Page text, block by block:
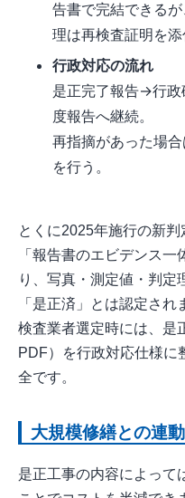
告書で完結できる
理は再検査証明を添
行政対応の流れ
是正完了報告→行
度報告へ継続。
再指摘があった場
を行う。
とくに2025年施行の新
「報告書のエビデンス
り、写真・測定値・判定
「是正済」とは認定され
検査業者選定時には、是
PDF）を行政対応仕様に
全です。
大規模修繕との連
是正工事の内容によって